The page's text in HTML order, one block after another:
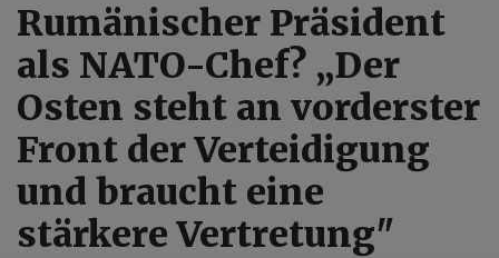
Rumänischer Präsident
als NATO-Chef? „Der
Osten steht an vorderster
Front der Verteidigung
und braucht eine
stärkere Vertretung"